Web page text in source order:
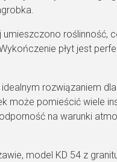
roślinność,
płyt jest
rozwiązaniem
może pomieścić wiele
na warunki
model KD 54 z